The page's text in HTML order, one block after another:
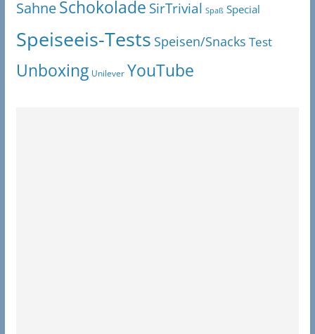
SahneSchokolade SirTrivial Spaß Special
Speiseeis-Tests Speisen/Snacks Test
Unboxing Unilever YouTube